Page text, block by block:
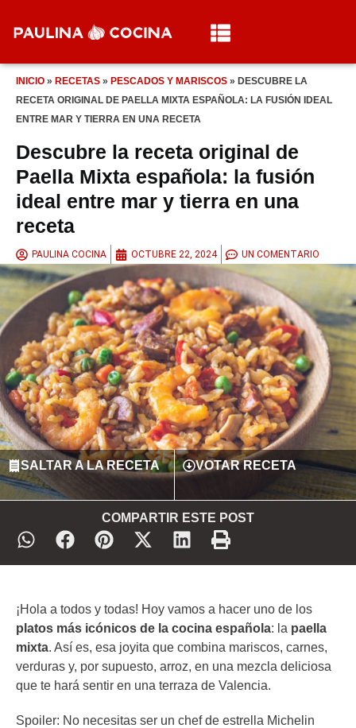
INICIO » RECETAS » PESCADOS Y MARISCOS » DESCUBRE LA
RECETA ORIGINAL DE PAELLA MIXTA ESPAÑOLA: LA FUSIÓN IDEAL
ENTRE MAR Y TIERRA EN UNA RECETA
Descubre la receta original de
Paella Mixta española: la fusión
ideal entre mar y tierra en una
receta
PAULINA COCINA OCTUBRE 22, 2024 UN COMENTARIO
SALTAR A LA RECETA VOTAR RECETA
COMPARTIR ESTE POST
¡Hola a todos y todas! Hoy vamos a hacer uno de los
platos más icónicos de la cocina española: la paella
mixta. Así es, esa joyita que combina mariscos, carnes,
verduras y, por supuesto, arroz, en una mezcla deliciosa
que te hará sentir en una terraza de Valencia.
Spoiler: No necesitas ser un chef de estrella Michelin